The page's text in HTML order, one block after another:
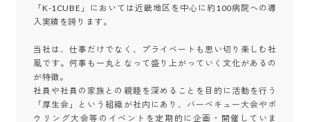
「K-1CUBE」においては近畿地区を中心に約100病院への導
入実績を誇ります。
当社は、仕事だけでなく、プライベートも思い切り楽しむ社
風です。何事も一丸となって盛り上がっていく文化があるの
が特徴。
社員や社員の家族との親睦を深めることを目的に活動を行う
「厚生会」という組織が社内にあり、バーベキュー大会やボ
ウリング大会等のイベントを定期的に企画・開催していま